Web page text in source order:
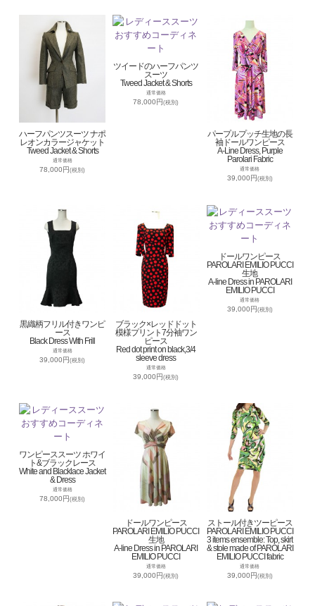
ハーフパンツスーツ ナポ
レオンカラージャケット
Tweed Jacket & Shorts
通常価格
78,000円(税別)
ツイードのハーフパンツ
スーツ
Tweed Jacket & Shorts
通常価格
78,000円(税別)
パープルプッチ生地の長
袖ドールワンピース
A-Line Dress, Purple
Parolari Fabric
通常価格
39,000円(税別)
黒織柄フリル付きワンピ
ース
Black Dress With Frill
通常価格
39,000円(税別)
ブラック×レッドドット
模様プリント7分袖ワン
ピース
Red dot print on black,3/4
sleeve dress
通常価格
39,000円(税別)
ドールワンピース
PAROLARI EMILIO PUCCI
生地
A-line Dress in PAROLARI
EMILIO PUCCI
通常価格
39,000円(税別)
ワンピーススーツ ホワイ
ト&ブラックレース
White and Blacklace Jacket
& Dress
通常価格
78,000円(税別)
ドールワンピース
PAROLARI EMILIO PUCCI
生地
A-line Dress in PAROLARI
EMILIO PUCCI
通常価格
39,000円(税別)
ストール付きツーピース
PAROLARI EMILIO PUCCI
3 items ensemble: Top, skirt
& stole made of PAROLARI
EMILIO PUCCI fabric
通常価格
39,000円(税別)